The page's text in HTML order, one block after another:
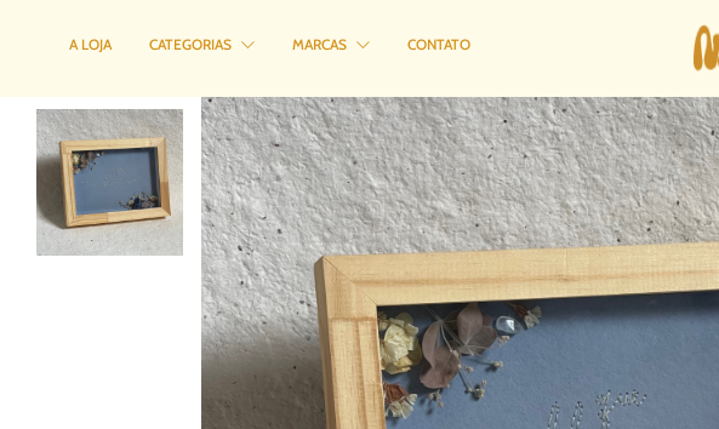
A LOJA CATEGORIAS MARCAS CONTATO